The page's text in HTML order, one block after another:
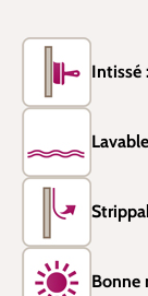
Intissé
Lavable
Bonne